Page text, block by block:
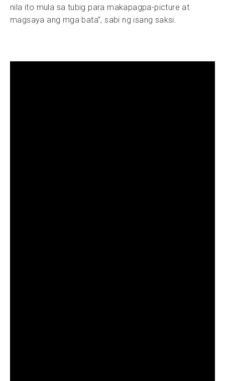
nila ito mula sa tubig para makapagpa-picture at
magsaya ang mga bata”, sabi ng isang saksi.